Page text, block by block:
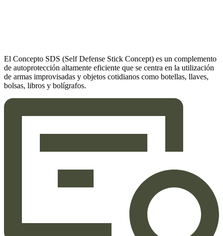
El Concepto SDS (Self Defense Stick Concept) es un complemento
de autoprotección altamente eficiente que se centra en la utilización
de armas improvisadas y objetos cotidianos como botellas, llaves,
bolsas, libros y bolígrafos.